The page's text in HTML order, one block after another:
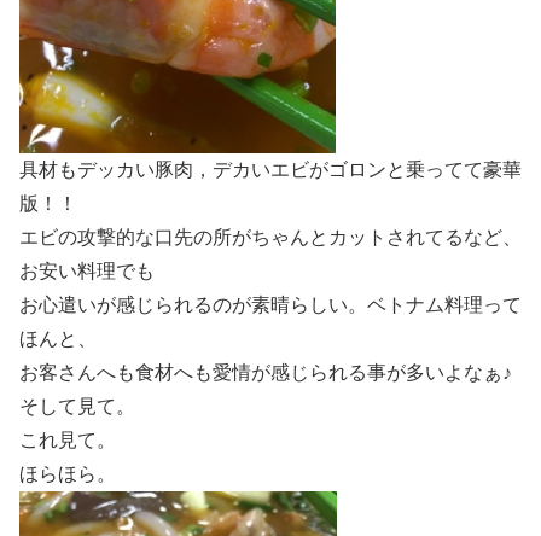
具材もデッカい豚肉，デカいエビがゴロンと乗ってて豪華
版！！
エビの攻撃的な口先の所がちゃんとカットされてるなど、
お安い料理でも
お心遣いが感じられるのが素晴らしい。ベトナム料理って
ほんと、
お客さんへも食材へも愛情が感じられる事が多いよなぁ♪
そして見て。
これ見て。
ほらほら。